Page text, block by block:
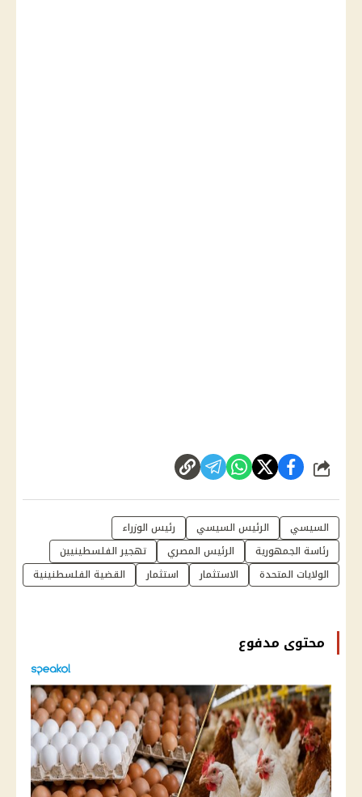
شارك
السيسي الرئيس السيسي
رئيس الوزراء
رئاسة الجمهورية
الرئيس المصري
تهجير الفلسطينيين
الولايات المتحدة
الاستثمار استثمار القضية الفلسطنينية
محتوى مدفوع